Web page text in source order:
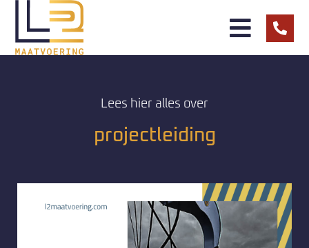
Lees hier alles over
projectleiding